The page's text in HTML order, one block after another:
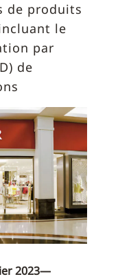
de produits
le
par
de
2023—